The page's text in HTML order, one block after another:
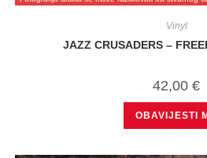
Vinyl
JAZZ CRUSADERS –
42,00 €
OBAVIJESTI